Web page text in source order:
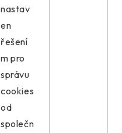
nastav
en
řešení
m pro
správu
cookies
od
společn